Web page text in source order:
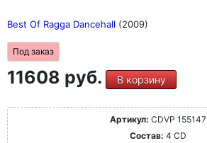
Best Of Ragga Dancehall (2009)
Под заказ
11608 руб. В корзину
Артикул: CDVP 155147
Состав: 4 CD